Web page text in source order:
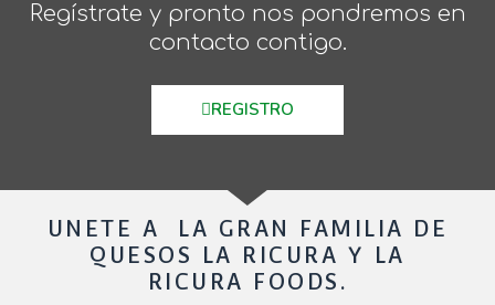
Regístrate y pronto nos pondremos en
contacto contigo.
REGISTRO
UNETE A LA GRAN FAMILIA DE
QUESOS LA RICURA Y LA
RICURA FOODS.